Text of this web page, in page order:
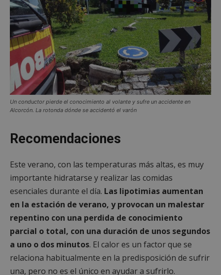
Un conductor pierde el conocimiento al volante y sufre un accidente en
Alcorcón. La rotonda dónde se accidentó el varón
Recomendaciones
Este verano, con las temperaturas más altas, es muy
importante hidratarse y realizar las comidas
esenciales durante el día. Las lipotimias aumentan
en la estación de verano, y provocan un malestar
repentino con una perdida de conocimiento
parcial o total, con una duración de unos segundos
a uno o dos minutos. El calor es un factor que se
relaciona habitualmente en la predisposición de sufrir
una, pero no es el único en ayudar a sufrirlo.